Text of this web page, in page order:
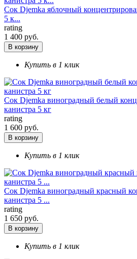
Сок Djemka яблочный
5 к...
rating
1 400 руб.
В корзину
Купить в 1 клик
Сок Djemka виноградный белый
канистра 5 кг
rating
1 600 руб.
В корзину
Купить в 1 клик
Сок Djemka виноградный красный
канистра 5 ...
rating
1 650 руб.
В корзину
Купить в 1 клик